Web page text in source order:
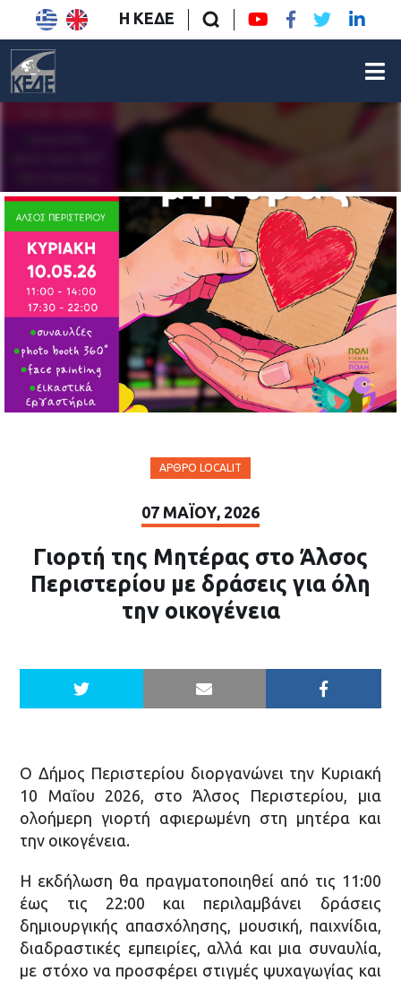
Η ΚΕΔΕ
ΆΡΘΡΟ LOCALIT
07 ΜΑΪ́ΟΥ, 2026
Γιορτή της Μητέρας στο Άλσος
Περιστερίου με δράσεις για όλη
την οικογένεια
Ο Δήμος Περιστερίου διοργανώνει την Κυριακή
10 Μαΐου 2026, στο Άλσος Περιστερίου, μια
ολοήμερη γιορτή αφιερωμένη στη μητέρα και
την οικογένεια.
Η εκδήλωση θα πραγματοποιηθεί από τις 11:00
έως τις 22:00 και περιλαμβάνει δράσεις
δημιουργικής απασχόλησης, μουσική, παιχνίδια,
διαδραστικές εμπειρίες, αλλά και μια συναυλία,
με στόχο να προσφέρει στιγμές ψυχαγωγίας και